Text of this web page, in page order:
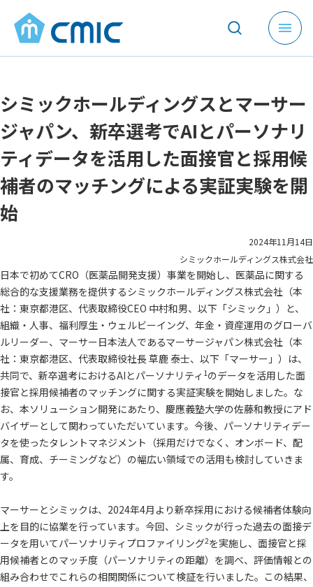
メ
ニ
を
く
シミックホールディングスとマーサー
ジャパン、新卒選考でAIとパーソナリ
ティデータを活用した面接官と採用候
補者のマッチングによる実証実験を開
始
2024年11月14日
シミックホールディングス株式会社
日本で初めてCRO（医薬品開発支援）事業を開始し、医薬品に関する
総合的な支援業務を提供するシミックホールディングス株式会社（本
社：東京都港区、代表取締役CEO 中村和男、以下「シミック」）と、
組織・人事、福利厚生・ウェルビーイング、年金・資産運用のグローバ
ルリーダー、マーサー日本法人であるマーサージャパン株式会社（本
社：東京都港区、代表取締役社長 草鹿 泰士、以下「マーサー」）は、
共同で、新卒選考におけるAIとパーソナリティ 1 のデータを活用した面
接官と採用候補者のマッチングに関する実証実験を開始しました。な
お、本ソリューション開発にあたり、慶應義塾大学の佐藤和教授にアド
バイザーとして関わっていただいています。今後、パーソナリティデー
タを使ったタレントマネジメント（採用だけでなく、オンボード、配
属、育成、チーミングなど）の幅広い領域での活用も検討していきま
す。
マーサーとシミックは、2024年4月より新卒採用における候補者体験向
上を目的に協業を行っています。今回、シミックが行った過去の面接デ
ータを用いてパーソナリティプロファイリング2を実施し、面接官と採
用候補者とのマッチ度（パーソナリティの距離）を調べ、評価情報との
組み合わせでこれらの相関関係について検証を行いました。この結果、